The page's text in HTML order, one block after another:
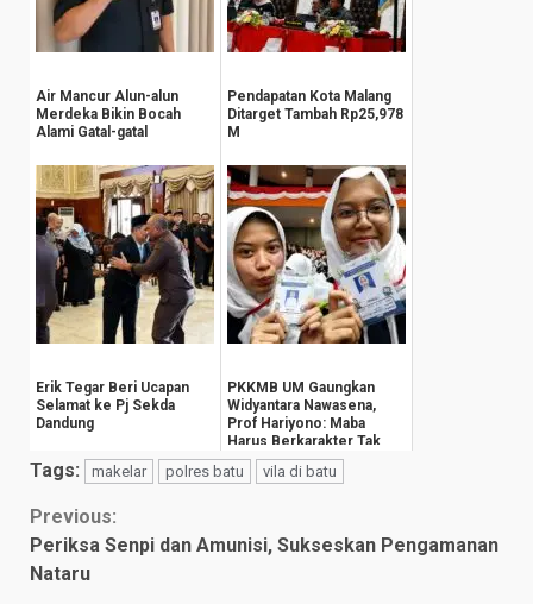
Air Mancur Alun-alun
Merdeka Bikin Bocah
Alami Gatal-gatal
Pendapatan Kota Malang
Ditarget Tambah Rp25,978
M
Erik Tegar Beri Ucapan
Selamat ke Pj Sekda
Dandung
PKKMB UM Gaungkan
Widyantara Nawasena,
Prof Hariyono: Maba
Harus Berkarakter Tak
Cukup Miliki Kecerd...
Tags: makelar polres batu vila di batu
Continue
Reading
Previous:
Periksa Senpi dan Amunisi, Sukseskan Pengamanan
Nataru